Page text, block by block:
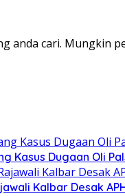
anda cari. Mungkin
Dugaan Oli
Kalbar Desak